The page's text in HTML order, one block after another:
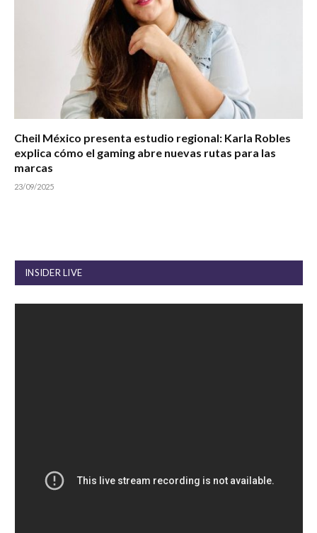
Cheil México presenta estudio regional: Karla Robles
explica cómo el gaming abre nuevas rutas para las
marcas
23/09/2025
INSIDER LIVE